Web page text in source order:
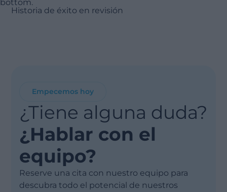
Historia de éxito en revisión
Empecemos hoy
¿Tiene alguna duda?
¿Hablar con el
equipo?
Reserve una cita con nuestro equipo para
descubra todo el potencial de nuestros